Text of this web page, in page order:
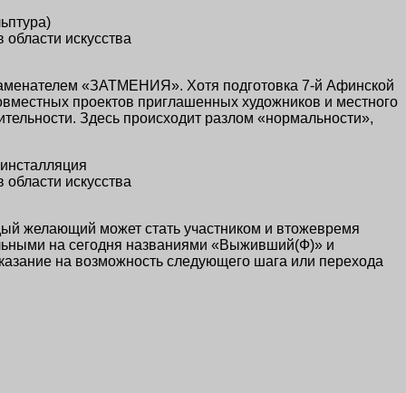
искусства
«ЗАТМЕНИЯ». Хотя подготовка 7-й Афинской
проектов приглашенных художников и местного
Здесь происходит разлом «нормальности»,
искусства
желающий может стать участником и втожевремя
на сегодня названиями «Выживший(Ф)» и
на возможность следующего шага или перехода